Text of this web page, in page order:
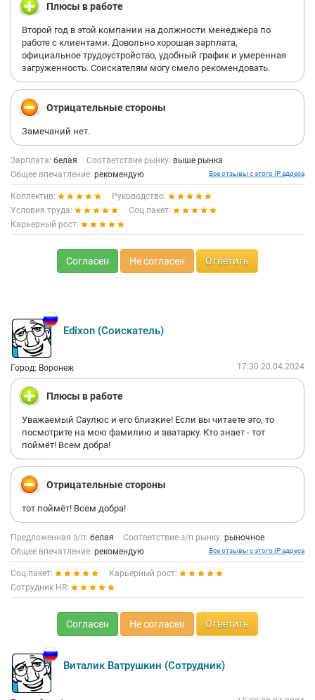
Плюсы в работе
Второй год в этой компании на должности менеджера по
работе с клиентами. Довольно хорошая зарплата,
официальное трудоустройство, удобный график и умеренная
загруженность. Соискателям могу смело рекомендовать.
Отрицательные стороны
Замечаний нет.
Зарплата: белая Соответствие рынку: выше рынка
Общее впечатление: рекомендую Все отзывы с этого IP адреса
Коллектив:
Руководство:
Условия труда:
Соц.пакет:
Карьерный рост:
Согласен Не согласен Ответить
Edixon (Соискатель)
Город: Воронеж 17:30 20.04.2024
Плюсы в работе
Уважаемый Саулюс и его близкие! Если вы читаете это, то
посмотрите на мою фамилию и аватарку. Кто знает - тот
поймёт! Всем добра!
Отрицательные стороны
тот поймёт! Всем добра!
Предложенная з/п: белая Соответствие з/п рынку: рыночное
Общее впечатление: рекомендую Все отзывы с этого IP адреса
Соц.пакет:
Карьерный рост:
Сотрудник HR:
Согласен Не согласен Ответить
Виталик Ватрушкин (Сотрудник)